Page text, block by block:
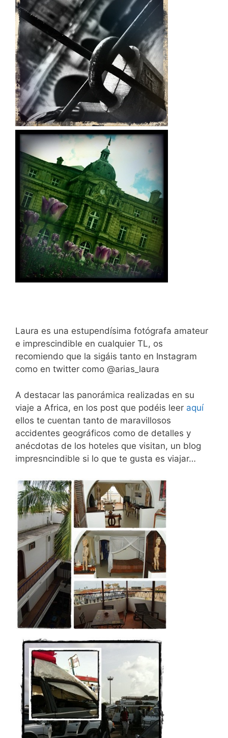
Laura es una estupendísima fotógrafa amateur
e imprescindible en cualquier TL, os
recomiendo que la sigáis tanto en Instagram
como en twitter como @arias_laura
A destacar las panorámica realizadas en su
viaje a Africa, en los post que podéis leer aquí
ellos te cuentan tanto de maravillosos
accidentes geográficos como de detalles y
anécdotas de los hoteles que visitan, un blog
impresncindible si lo que te gusta es viajar…